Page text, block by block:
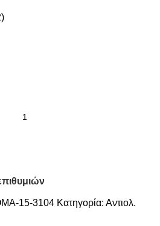
15-3104 Κατηγορία: Αντιολ.